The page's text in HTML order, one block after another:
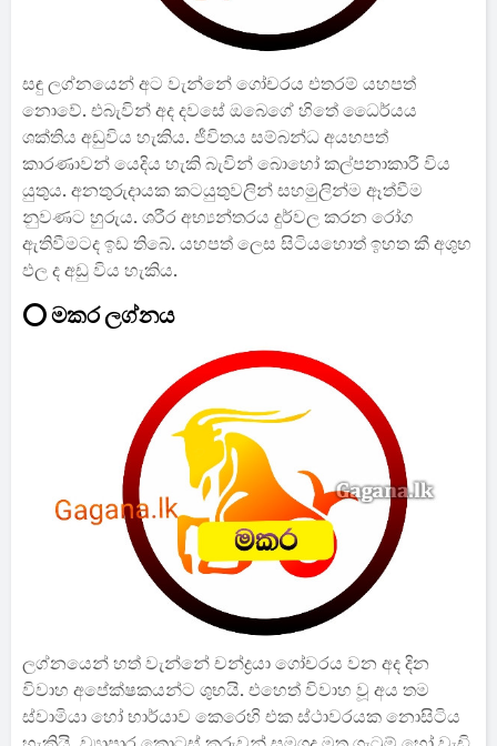
සඳු ලග්නයෙන් අට වැන්නේ ගෝචරය එතරම් යහපත්
නොවේ. එබැවින් අද දවසේ ඔබෙගේ හිතේ ධෛර්යය
ශක්තිය අඩුවිය හැකිය. ජීවිතය සම්බන්ධ අයහපත්
කාරණාවන් යෙදිය හැකි බැවින් බොහෝ කල්පනාකාරී විය
යුතුය. අනතුරුදායක කටයුතුවලින් සහමුලින්ම ඈත්වීම
නුවණට හුරුය. ශරීර අභ්‍යන්තරය දුර්වල කරන රෝග
ඇතිවීමටද ඉඩ තිබේ. යහපත් ලෙස සිටියහොත් ඉහත කී අශුභ
ඵල ද අඩු විය හැකිය.
⭕ මකර ලග්නය
ලග්නයෙන් හත් වැන්නේ චන්ද්‍රයා ගෝචරය වන අද දින
විවාහ අපේක්ෂකයන්ට ශුභයි. එහෙත් විවාහ වූ අය තම
ස්වාමියා හෝ භාර්යාව කෙරෙහි එක ස්ථාවරයක නොසිටිය